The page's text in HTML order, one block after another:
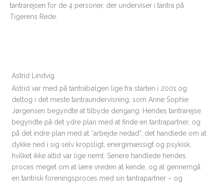
tantrarejsen for de 4 personer, der underviser i tantra på
Tigerens Rede.
Astrid Lindvig
Astrid var med på tantrabølgen lige fra starten i 2001 og
deltog i det meste tantraundervisning, som Anne Sophie
Jørgensen begyndte at tilbyde dengang. Hendes tantrarejse
begyndte på det ydre plan med at finde en tantrapartner, og
på det indre plan med at “arbejde nedad”, det handlede om at
dykke ned i sig selv kropsligt, energimæssigt og psykisk,
hvilket ikke altid var lige nemt. Senere handlede hendes
proces meget om at lære vreden at kende, og at gennemgå
en tantrisk foreningsproces med sin tantrapartner – og